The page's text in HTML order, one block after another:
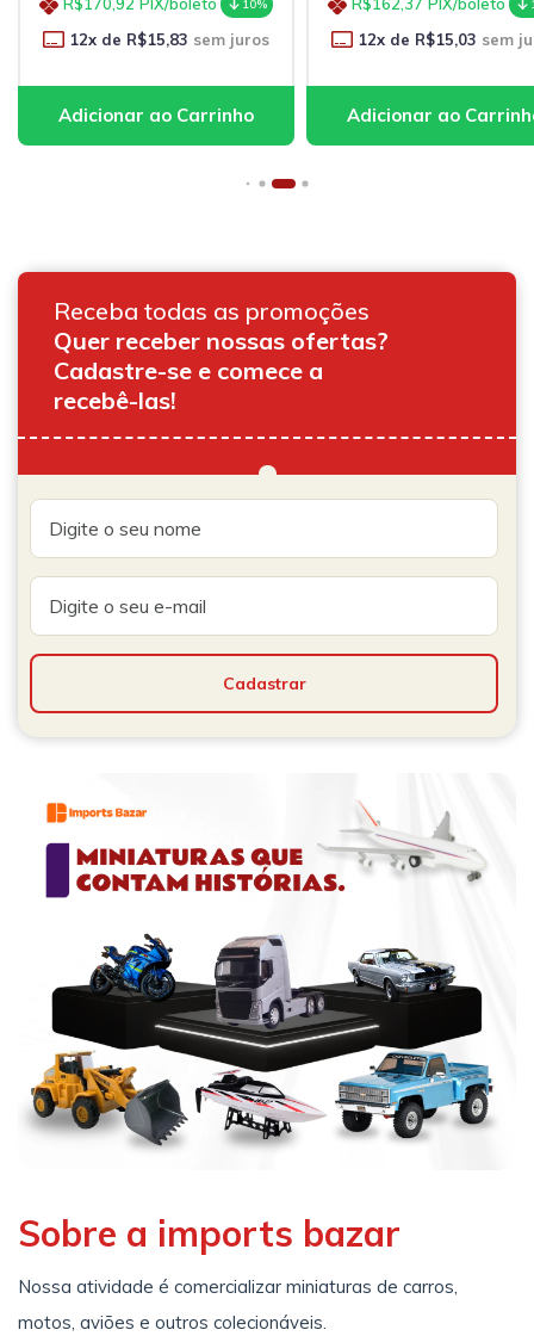
10%
12x de R$15,03 sem juros 12x de R$15,83 sem
Receba todas as promoções
Quer receber nossas ofertas?
Cadastre-se e comece a
recebê-las!
Sobre a imports bazar
Nossa atividade é comercializar miniaturas de carros,
motos, aviões e outros colecionáveis.